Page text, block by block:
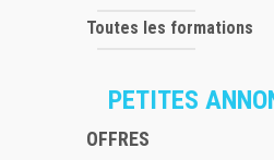
Toutes les formations
PETITES
OFFRES